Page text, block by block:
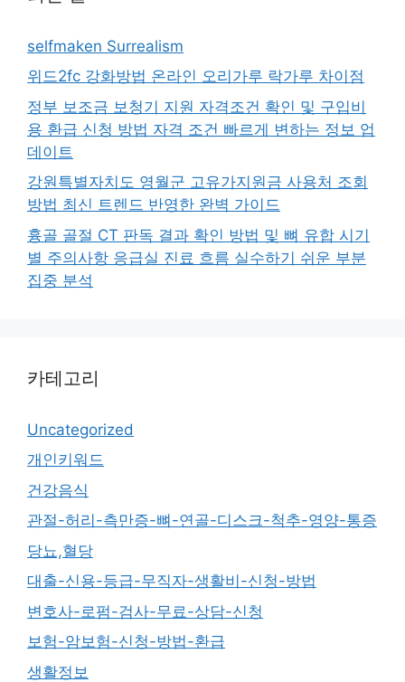
selfmaken Surrealism
위드2fc 강화방법 온라인 오리가루 락가루 차이점
정부 보조금 보청기 지원 자격조건 확인 및 구입비
용 환급 신청 방법 자격 조건 빠르게 변하는 정보 업
데이트
강원특별자치도 영월군 고유가지원금 사용처 조회
방법 최신 트렌드 반영한 완벽 가이드
흉골 골절 CT 판독 결과 확인 방법 및 뼈 유합 시기
별 주의사항 응급실 진료 흐름 실수하기 쉬운 부분
집중 분석
카테고리
Uncategorized
개인키워드
건강음식
관절-허리-측만증-뼈-연골-디스크-척추-영양-통증
당뇨,혈당
대출-신용-등급-무직자-생활비-신청-방법
변호사-로펌-검사-무료-상담-신청
보험-암보험-신청-방법-환급
생활정보